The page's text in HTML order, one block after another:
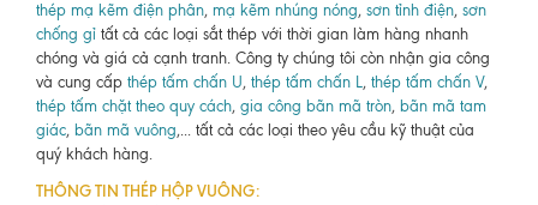
thép mạ kẽm điện phân, mạ kẽm nhúng nóng, sơn tỉnh điện, sơn
chống gỉ tất cả các loại sắt thép với thời gian làm hàng nhanh
chóng và giá cả cạnh tranh. Công ty chúng tôi còn nhận gia công
và cung cấp thép tấm chấn U, thép tấm chấn L, thép tấm chấn V,
thép tấm chặt theo quy cách, gia công bãn mã tròn, bãn mã tam
giác, bãn mã vuông,... tất cả các loại theo yêu cầu kỹ thuật của
quý khách hàng.
THÔNG TIN THÉP HỘP VUÔNG: